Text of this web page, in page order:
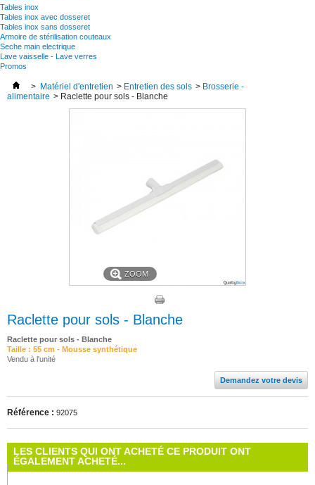
Tables inox
Tables inox avec dosseret
Tables inox sans dosseret
Armoire de stérilisation couteaux
Seche main electrique
Lave vaisselle - Lave verres
Promos
> Matériel d'entretien > Entretien des sols > Brosserie -
alimentaire > Raclette pour sols - Blanche
ZOOM
Raclette pour sols - Blanche
Raclette pour sols - Blanche
Taille : 55 cm - Mousse synthétique
Vendu à l'unité
Demandez votre devis
Référence : 92075
LES CLIENTS QUI ONT ACHETÉ CE PRODUIT ONT
ÉGALEMENT ACHETÉ...